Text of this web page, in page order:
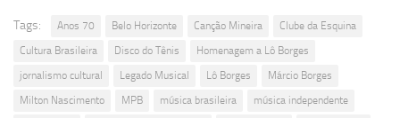
Tags: Anos 70 Belo Horizonte Canção Mineira
Clube da Esquina
Cultura Brasileira
Disco do Tênis
Homenagem a Lô Borges
jornalismo cultural
Legado Musical Lô Borges
Márcio Borges
Milton Nascimento
MPB música brasileira
música independente